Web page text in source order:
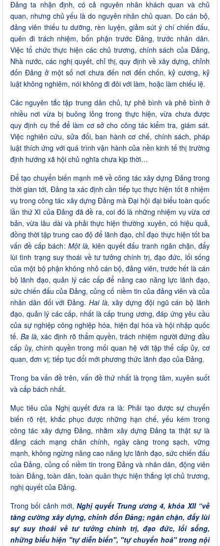
Đảng ta nhận định, có cả nguyên nhân khách quan và chủ
quan, nhưng chủ yếu là do nguyên nhân chủ quan. Do cán bộ,
đảng viên thiếu tu dưỡng, rèn luyện, giảm sút ý chí chiến đấu,
quên đi trách nhiệm, bổn phận trước Đảng, trước nhân dân.
Việc tổ chức thực hiện các chủ trương, chính sách của Đảng,
Nhà nước, các nghị quyết, chỉ thị, quy định về xây dựng, chỉnh
đốn Đảng ở một số nơi chưa đến nơi đến chốn, kỷ cương, kỷ
luật không nghiêm, nói không đi đôi với làm, hoặc làm chiếu lệ.
Các nguyên tắc tập trung dân chủ, tự phê bình và phê bình ở
nhiều nơi vừa bị buông lỏng trong thực hiện, vừa chưa được
quy định cụ thể để làm cơ sở cho công tác kiểm tra, giám sát.
Việc nghiên cứu, sửa đổi, ban hành cơ chế, chính sách, pháp
luật thích ứng với quá trình vận hành của nền kinh tế thị trường
định hướng xã hội chủ nghĩa chưa kịp thời…
Để tạo chuyển biến mạnh mẽ về công tác xây dựng Đảng trong
thời gian tới, Đảng ta xác định cần tiếp tục thực hiện tốt 8 nhiệm
vụ trong công tác xây dựng Đảng mà Đại hội đại biểu toàn quốc
lần thứ XI của Đảng đã đề ra, coi đó là những nhiệm vụ vừa cơ
bản, vừa lâu dài và phải thực hiện thường xuyên, có hiệu quả,
đồng thời tập trung cao độ để lãnh đạo, chỉ đạo thực hiện tốt ba
vấn đề cấp bách: Một là, kiên quyết đấu tranh ngăn chặn, đẩy
lùi tình trạng suy thoái về tư tưởng chính trị, đạo đức, lối sống
của một bộ phận không nhỏ cán bộ, đảng viên, trước hết là cán
bộ lãnh đạo, quản lý các cấp để nâng cao năng lực lãnh đạo,
sức chiến đấu của Đảng, củng cố niềm tin của đảng viên và của
nhân dân đối với Đảng. Hai là, xây dựng đội ngũ cán bộ lãnh
đạo, quản lý các cấp, nhất là cấp trung ương, đáp ứng yêu cầu
của sự nghiệp công nghiệp hóa, hiện đại hóa và hội nhập quốc
tế. Ba là, xác định rõ thẩm quyền, trách nhiệm người đứng đầu
cấp ủy, chính quyền trong mối quan hệ với tập thể cấp ủy, cơ
quan, đơn vị; tiếp tục đổi mới phương thức lãnh đạo của Đảng.
Trong ba vấn đề trên, vấn đề thứ nhất là trọng tâm, xuyên suốt
và cấp bách nhất.
Mục tiêu của Nghị quyết đưa ra là: Phải tạo được sự chuyển
biến rõ rệt, khắc phục được những hạn chế, yếu kém trong
công tác xây dựng Đảng, nhằm xây dựng Đảng ta thật sự là
đảng cách mạng chân chính, ngày càng trong sạch, vững
mạnh, không ngừng nâng cao năng lực lãnh đạo, sức chiến đấu
của Đảng, củng cố niềm tin trong Đảng và nhân dân, động viên
toàn Đảng, toàn dân, toàn quân thực hiện thắng lợi chủ trương,
nghị quyết của Đảng.
Trong bối cảnh mới,Nghị quyết Trung ương 4, khóa XII “về
tăng cường xây dựng, chỉnh đốn Đảng; ngăn chặn, đẩy lùi
sự suy thoái về tư tưởng chính trị, đạo đức, lối sống,
những biểu hiện "tự diễn biến", "tự chuyển hoá" trong nội